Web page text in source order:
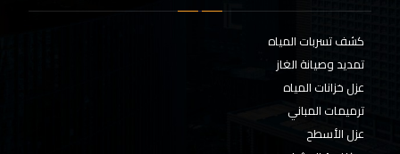
كشف تسربات المياه
تمديد وصيانة الغاز
عزل خزانات المياه
ترميمات المباني
عزل الأسطح